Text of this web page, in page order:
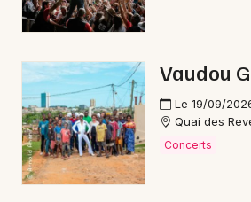
Artistes en tournée
Actus à Paimpol
Magazine à Paimpol
Vaudou
Le 19/09/
Quai des
Concerts